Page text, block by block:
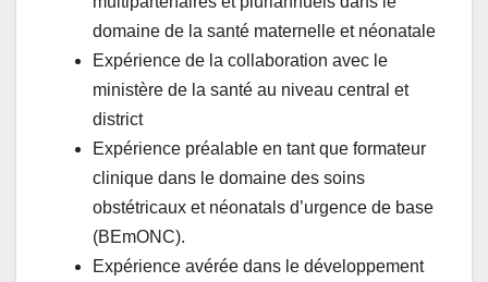
domaine de la santé maternelle et néonatale
Expérience de la collaboration avec le
ministère de la santé au niveau central et
district
Expérience préalable en tant que formateur
clinique dans le domaine des soins
obstétricaux et néonatals d’urgence de base
(BEmONC).
Expérience avérée dans le développement